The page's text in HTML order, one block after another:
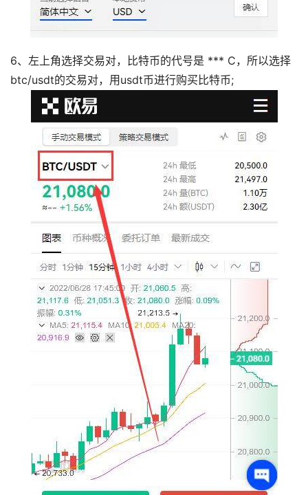
6、左上角选择交易对，比特币的代号是 *** C，所以选择
btc/usdt的交易对，用usdt币进行购买比特币;